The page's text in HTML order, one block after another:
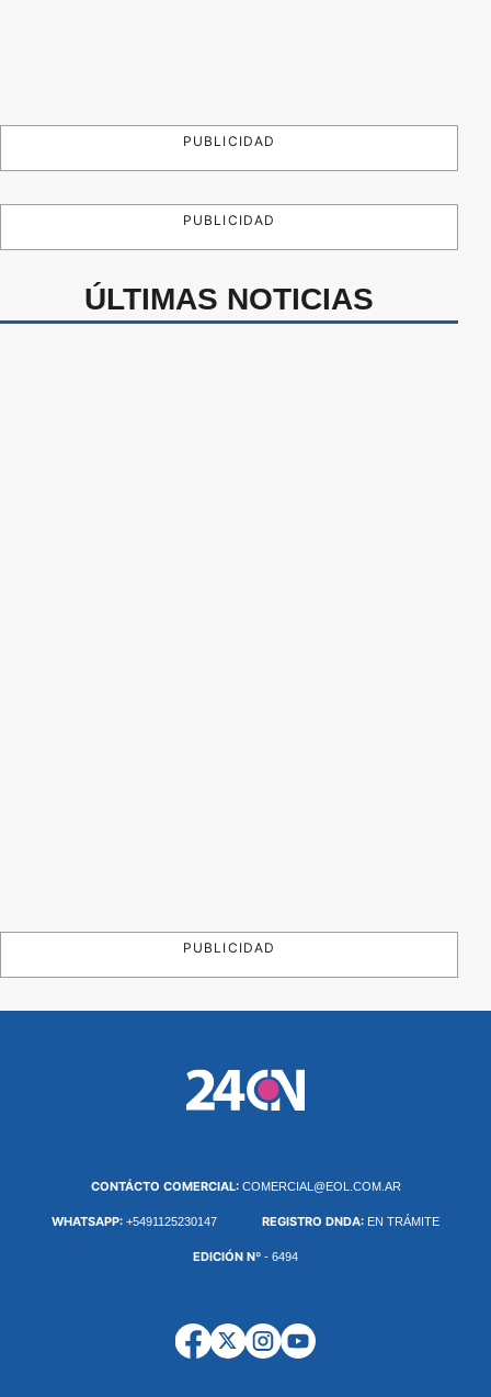
PUBLICIDAD
PUBLICIDAD
ÚLTIMAS NOTICIAS
PUBLICIDAD
CONTÁCTO COMERCIAL: COMERCIAL@EOL.COM.AR
WHATSAPP: +5491125230147 REGISTRO DNDA: EN TRÁMITE
EDICIÓN Nº - 6494